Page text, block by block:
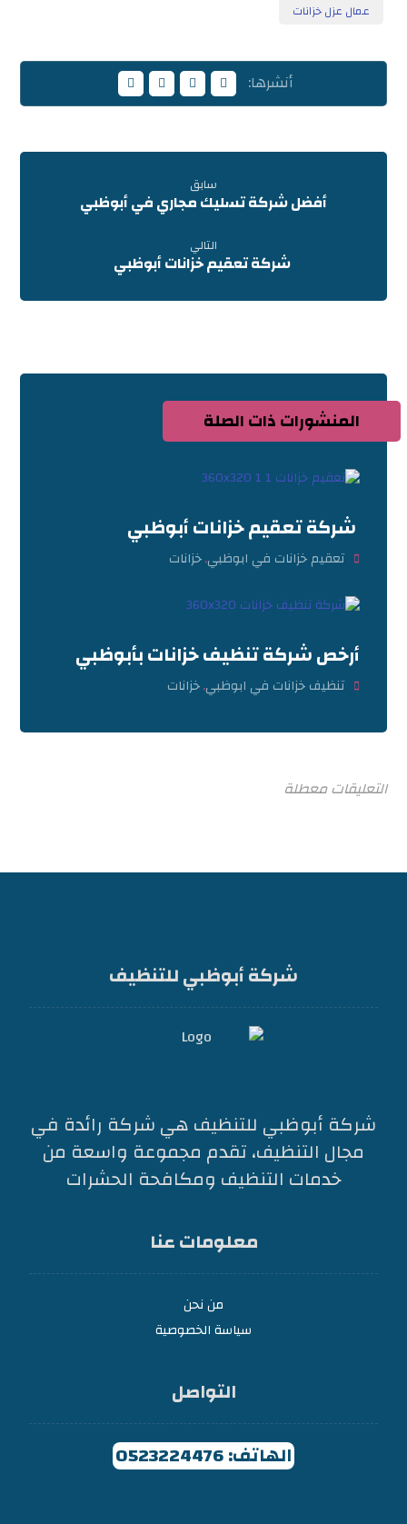
عمال عزل خزانات
سابق
أفضل شركة تسليك مجاري في أبوظبي
التالي
شركة تعقيم خزانات أبوظبي
المنشورات ذات الصلة
شركة تعقيم خزانات أبوظبي
تعقيم خزانات في ابوظبي,خزانات
أرخص شركة تنظيف خزانات بأبوظبي
تنظيف خزانات في ابوظبي,خزانات
التعليقات معطلة
شركة أبوظبي للتنظيف
شركة أبوظبي للتنظيف هي شركة رائدة في
مجال التنظيف، تقدم مجموعة واسعة من
خدمات التنظيف ومكافحة الحشرات
معلومات عنا
من نحن
سياسة الخصوصية
التواصل
الهاتف: 0523224476